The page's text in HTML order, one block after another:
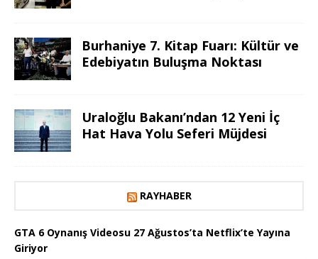
Burhaniye 7. Kitap Fuarı: Kültür ve
Edebiyatın Buluşma Noktası
Uraloğlu Bakanı’ndan 12 Yeni İç
Hat Hava Yolu Seferi Müjdesi
RAYHABER
GTA 6 Oynanış Videosu 27 Ağustos’ta Netflix’te Yayına
Giriyor